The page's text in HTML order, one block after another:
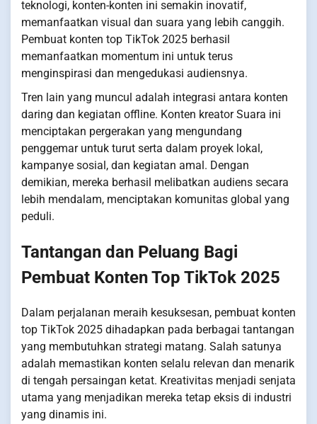
teknologi, konten-konten ini semakin inovatif,
memanfaatkan visual dan suara yang lebih canggih.
Pembuat konten top TikTok 2025 berhasil
memanfaatkan momentum ini untuk terus
menginspirasi dan mengedukasi audiensnya.
Tren lain yang muncul adalah integrasi antara konten
daring dan kegiatan offline. Konten kreator Suara ini
menciptakan pergerakan yang mengundang
penggemar untuk turut serta dalam proyek lokal,
kampanye sosial, dan kegiatan amal. Dengan
demikian, mereka berhasil melibatkan audiens secara
lebih mendalam, menciptakan komunitas global yang
peduli.
Tantangan dan Peluang Bagi
Pembuat Konten Top TikTok 2025
Dalam perjalanan meraih kesuksesan, pembuat konten
top TikTok 2025 dihadapkan pada berbagai tantangan
yang membutuhkan strategi matang. Salah satunya
adalah memastikan konten selalu relevan dan menarik
di tengah persaingan ketat. Kreativitas menjadi senjata
utama yang menjadikan mereka tetap eksis di industri
yang dinamis ini.